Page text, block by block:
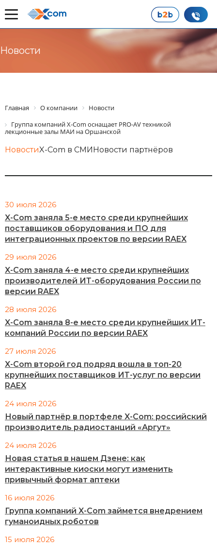
Новости
Главная О компании
Новости
Группа компаний X-Com оснащает PRO-AV техникой
лекционные залы МАИ на Оршанской
НовостиX-Com в СМИНовости партнёров
30 июля 2026
X-Com заняла 5-е место среди крупнейших
поставщиков оборудования и ПО для
интеграционных проектов по версии RAEX
29 июля 2026
X-Com заняла 4-е место среди крупнейших
производителей ИТ-оборудования России по
версии RAEX
28 июля 2026
X-Com заняла 8-е место среди крупнейших ИТ-
компаний России по версии RAEX
27 июля 2026
X-Com второй год подряд вошла в топ-20
крупнейших поставщиков ИТ-услуг по версии
RAEX
24 июля 2026
Новый партнёр в портфеле X-Com: российский
производитель радиостанций «Аргут»
24 июля 2026
Новая статья в нашем Дзене: как
интерактивные киоски могут изменить
привычный формат аптеки
16 июля 2026
Группа компаний X-Com займется внедрением
гуманоидных роботов
15 июля 2026